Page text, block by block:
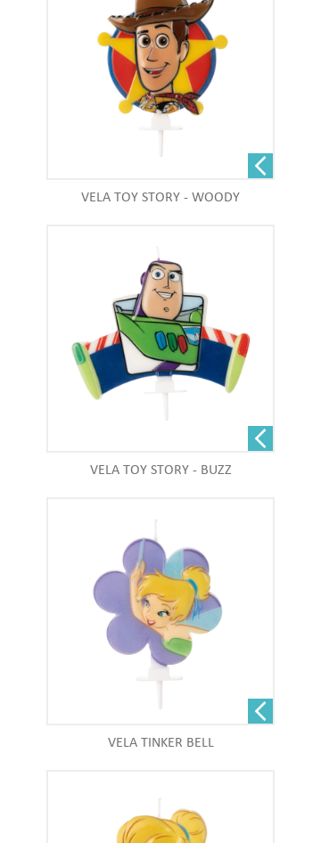
VELA TOY STORY - WOODY
VELA TOY STORY - BUZZ
VELA TINKER BELL